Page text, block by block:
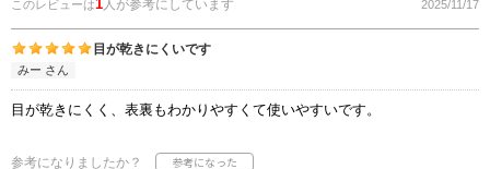
このレビューは1人が参考にしています 2025/11/17
目が乾きにくいです
みー さん
目が乾きにくく、表裏もわかりやすくて使いやすいです。
参考になりましたか？